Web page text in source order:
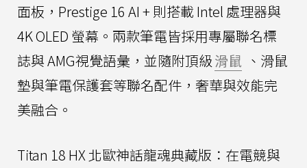
面板，Prestige 16 AI + 則搭載 Intel 處理器與
4K OLED 螢幕。兩款筆電皆採用專屬聯名標
誌與 AMG視覺語彙，並隨附頂級滑鼠 、滑鼠
墊與筆電保護套等聯名配件，奢華與效能完
美融合。
Titan 18 HX 北歐神話龍魂典藏版：在電競與